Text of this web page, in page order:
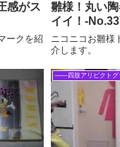
感がス
ークを紹
雛様！丸い
イイ！
ニコニコお雛様
介します。
――四肢アリピクトグ